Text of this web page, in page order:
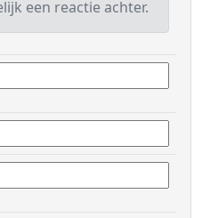
een reactie achter.